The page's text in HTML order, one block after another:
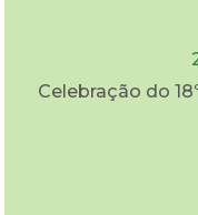
Celebração do